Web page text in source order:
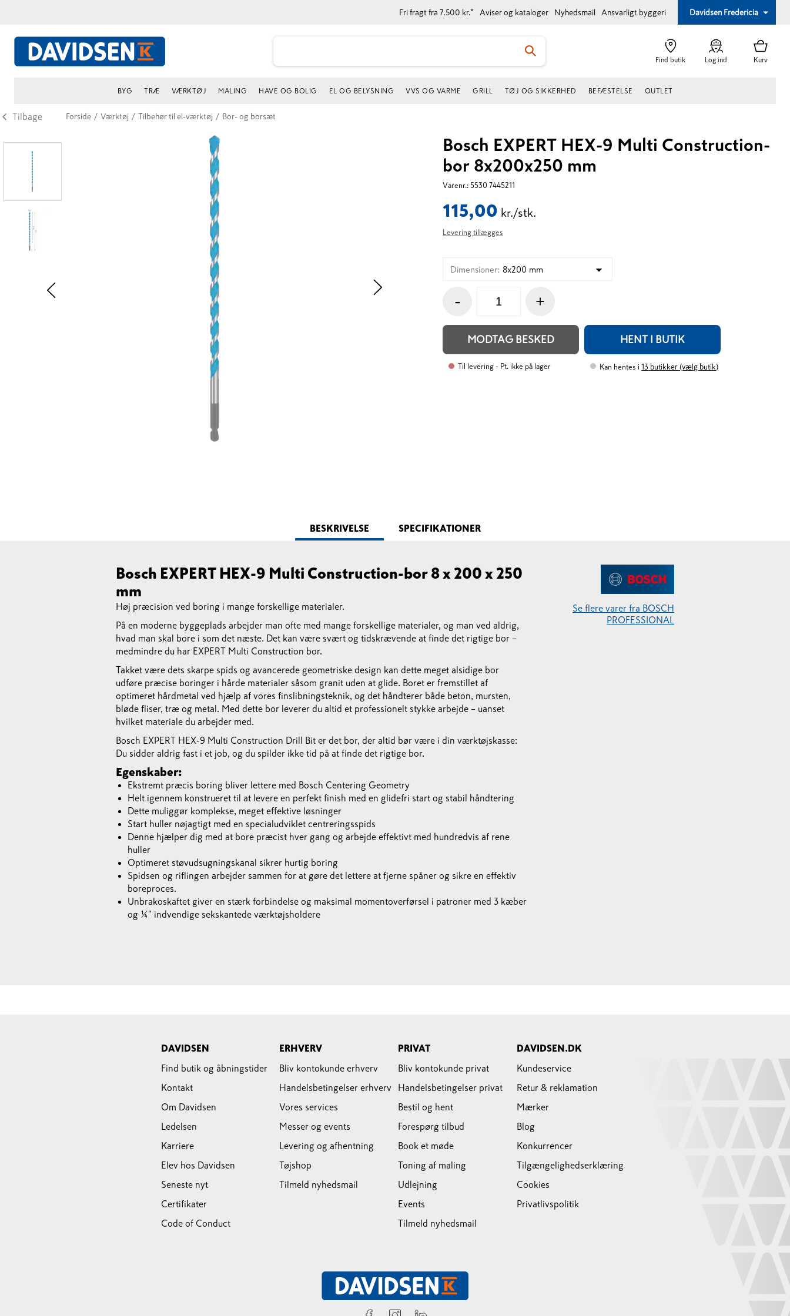
Fri fragt fra 7.500 kr.* Aviser og kataloger Nyhedsmail Ansvarligt byggeri Davidsen Fredericia
Find butik Log ind Kurv
BYG TRÆ VÆRKTØJ MALING HAVE OG BOLIG EL OG BELYSNING VVS OG VARME GRILL TØJ OG SIKKERHED BEFÆSTELSE OUTLET
Tilbage Forside / Værktøj / Tilbehør til el-værktøj / Bor- og borsæt
Bosch EXPERT HEX-9 Multi Construction-
bor 8x200x250 mm
Varenr.: 5530 7445211
115,00 kr./stk.
Levering tillægges
Dimensioner: 8x200 mm
- +
MODTAG BESKED HENT I BUTIK
Til levering - Pt. ikke på lager Kan hentes i 13 butikker (vælg butik)
BESKRIVELSE SPECIFIKATIONER
Bosch EXPERT HEX-9 Multi Construction-bor 8 x 200 x 250
mm
Høj præcision ved boring i mange forskellige materialer.
På en moderne byggeplads arbejder man ofte med mange forskellige materialer, og man ved aldrig,
hvad man skal bore i som det næste. Det kan være svært og tidskrævende at finde det rigtige bor –
medmindre du har EXPERT Multi Construction bor.
Takket være dets skarpe spids og avancerede geometriske design kan dette meget alsidige bor
udføre præcise boringer i hårde materialer såsom granit uden at glide. Boret er fremstillet af
optimeret hårdmetal ved hjælp af vores finslibningsteknik, og det håndterer både beton, mursten,
bløde fliser, træ og metal. Med dette bor leverer du altid et professionelt stykke arbejde – uanset
hvilket materiale du arbejder med.
Bosch EXPERT HEX-9 Multi Construction Drill Bit er det bor, der altid bør være i din værktøjskasse:
Du sidder aldrig fast i et job, og du spilder ikke tid på at finde det rigtige bor.
Egenskaber:
Ekstremt præcis boring bliver lettere med Bosch Centering Geometry
Helt igennem konstrueret til at levere en perfekt finish med en glidefri start og stabil håndtering
Dette muliggør komplekse, meget effektive løsninger
Start huller nøjagtigt med en specialudviklet centreringsspids
Denne hjælper dig med at bore præcist hver gang og arbejde effektivt med hundredvis af rene
huller
Optimeret støvudsugningskanal sikrer hurtig boring
Spidsen og riflingen arbejder sammen for at gøre det lettere at fjerne spåner og sikre en effektiv
boreproces.
Unbrakoskaftet giver en stærk forbindelse og maksimal momentoverførsel i patroner med 3 kæber
og ¼" indvendige sekskantede værktøjsholdere
Se flere varer fra BOSCH
PROFESSIONAL
DAVIDSEN
Find butik og åbningstider
Kontakt
Om Davidsen
Ledelsen
Karriere
Elev hos Davidsen
Seneste nyt
Certifikater
Code of Conduct
ERHVERV
Bliv kontokunde erhverv
Handelsbetingelser erhverv
Vores services
Messer og events
Levering og afhentning
Tøjshop
Tilmeld nyhedsmail
PRIVAT
Bliv kontokunde privat
Handelsbetingelser privat
Bestil og hent
Forespørg tilbud
Book et møde
Toning af maling
Udlejning
Events
Tilmeld nyhedsmail
DAVIDSEN.DK
Kundeservice
Retur & reklamation
Mærker
Blog
Konkurrencer
Tilgængelighedserklæring
Cookies
Privatlivspolitik